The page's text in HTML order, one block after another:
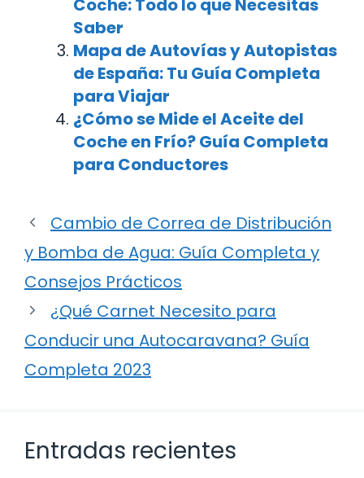
Coche: Todo lo que Necesitas
Saber
Mapa de Autovías y Autopistas
de España: Tu Guía Completa
para Viajar
¿Cómo se Mide el Aceite del
Coche en Frío? Guía Completa
para Conductores
Cambio de Correa de Distribución
y Bomba de Agua: Guía Completa y
Consejos Prácticos
¿Qué Carnet Necesito para
Conducir una Autocaravana? Guía
Completa 2023
Entradas recientes